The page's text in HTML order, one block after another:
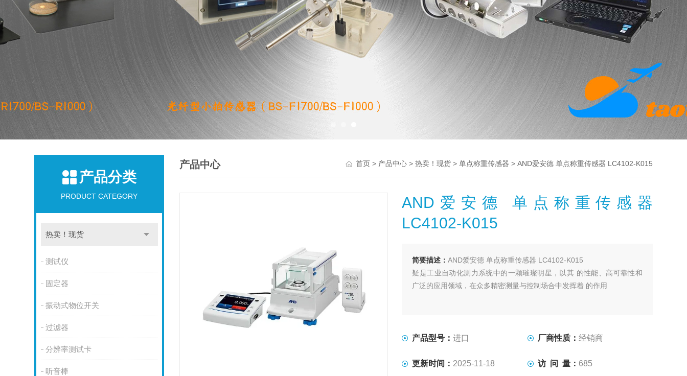
产品分类
PRODUCT CATEGORY
热卖！现货
测试仪
固定器
振动式物位开关
过滤器
分辨率测试卡
听音棒
产品中心 首页> 产品中心> 热卖！现货> 单点称重传感器 > AND爱安德 单点称重传感器 LC4102-K015
AND爱安德 单点称重传感器
LC4102-K015
简要描述：AND爱安德 单点称重传感器 LC4102-K015
疑是工业自动化测力系统中的一颗璀璨明星，以其 的性能、高可靠性和
广泛的应用领域，在众多精密测量与控制场合中发挥着 的作用
产品型号：进口 厂商性质： 经销商
更新时间： 2025-11-18 访 问 量： 685